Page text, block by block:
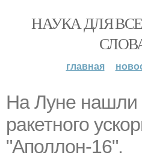
НАУКА ДЛЯ
главная
На Луне нашли
ракетного
"Аполлон-16".